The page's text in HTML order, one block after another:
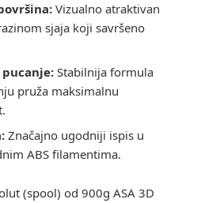
Vizualno atraktivan
sjaja koji savršeno
Stabilnija formula
pruža maksimalnu
Značajno ugodniji ispis u
ABS filamentima.
(spool) od 900g ASA 3D